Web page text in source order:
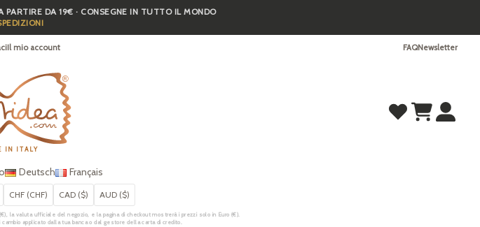
DA 19€ · CONSEGNE IN TUTTO IL MONDO
Il mio account FAQNewsletter
IN ITALY
Deutsch Français
CHF (CHF) CAD ($) AUD ($)
la valuta ufficiale del negozio, e la pagina di checkout mostrerà i prezzi solo in Euro (€).
applicato dalla tua banca o dal gestore della carta di credito.